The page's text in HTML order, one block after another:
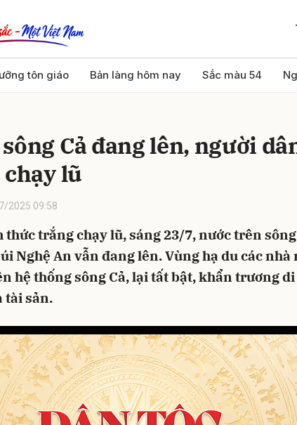
tôn giáo Bản làng hôm nay Sắc màu 54
Cả đang lên, người
lũ
2025 09:58
thức trắng chạy lũ, sáng 23/7, nước trên sông
Nghệ An vẫn đang lên. Vùng hạ du các nhà
hệ thống sông Cả, lại tất bật, khẩn trương
tài sản.
Gửi bình luận